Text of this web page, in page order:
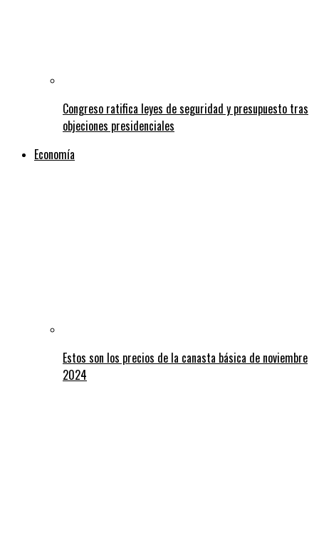
Congreso ratifica leyes de seguridad y presupuesto tras
objeciones presidenciales
Economía
Estos son los precios de la canasta básica de noviembre
2024